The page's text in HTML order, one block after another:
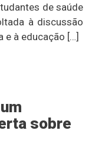
de saúde
à discussão
à educação […]
sobre